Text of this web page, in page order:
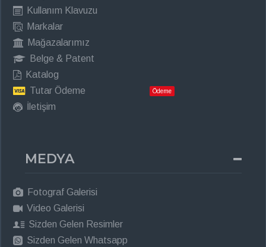
Kullanım Klavuzu
Markalar
Mağazalarımız
Belge & Patent
Katalog
Tutar Ödeme
Ödeme
İletişim
MEDYA
Fotograf Galerisi
Video Galerisi
Sizden Gelen Resimler
Sizden Gelen Whatsapp